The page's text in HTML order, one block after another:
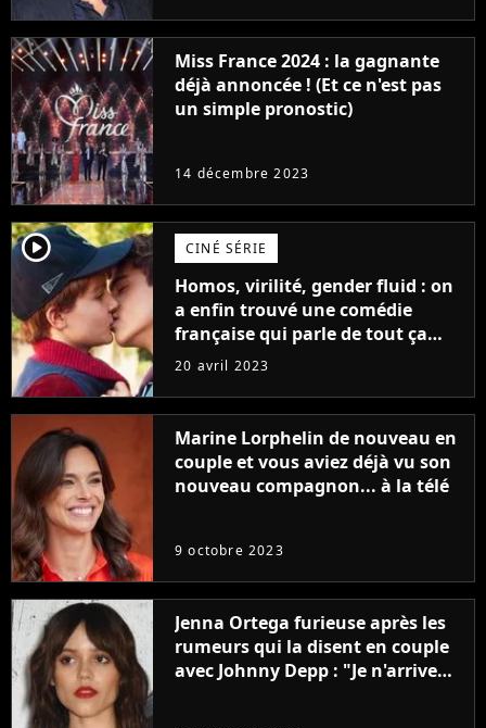
Miss France 2024 : la gagnante
déjà annoncée ! (Et ce n'est pas
un simple pronostic)
14 décembre 2023
player2 CINÉ SÉRIE
Homos, virilité, gender fluid : on
a enfin trouvé une comédie
française qui parle de tout ça
sans être super ringarde
20 avril 2023
Marine Lorphelin de nouveau en
couple et vous aviez déjà vu son
nouveau compagnon... à la télé
9 octobre 2023
Jenna Ortega furieuse après les
rumeurs qui la disent en couple
avec Johnny Depp : "Je n'arrive